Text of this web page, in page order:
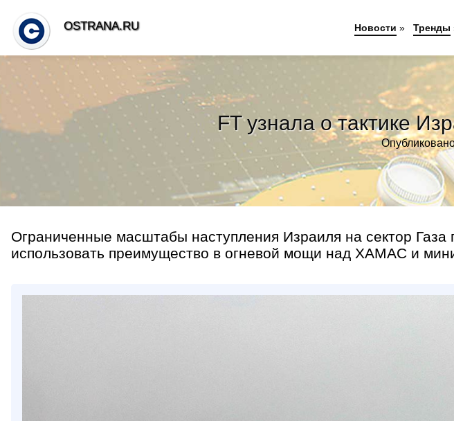
FT узнала о тактике
Ограниченные масштабы наступления Израиля на сектор Газа
использовать преимущество в огневой мощи над ХАМАС и
OSTRANA.RU Новости » Тренды